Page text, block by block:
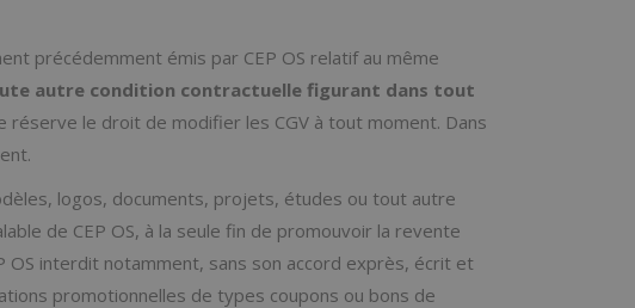
précédemment émis par CEP OS relatif au même
autre condition contractuelle figurant dans tout
réserve le droit de modifier les CGV à tout moment. Dans
logos, documents, projets, études ou tout autre
de CEP OS, à la seule fin de promouvoir la revente
OS interdit notamment, sans son accord exprès, écrit et
promotionnelles de types coupons ou bons de